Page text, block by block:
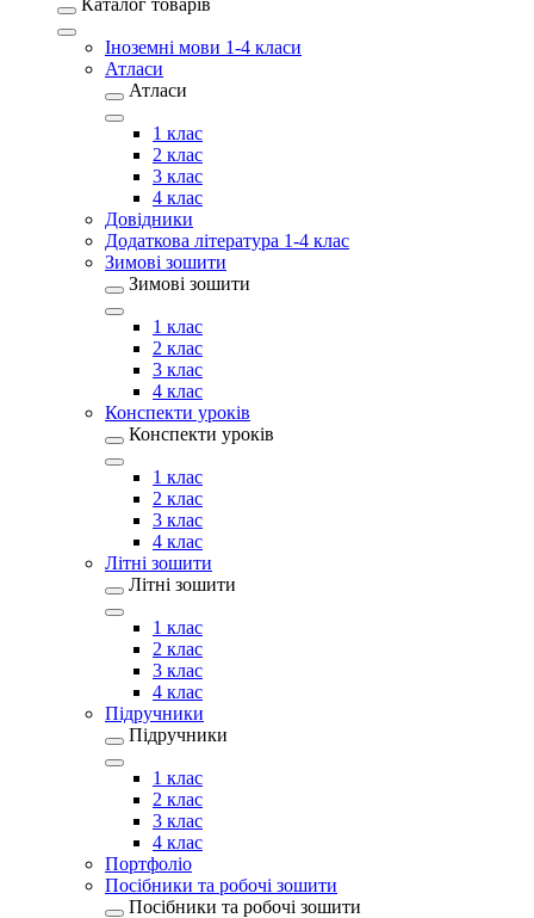
Каталог товарів
Іноземні мови 1-4 класи
Атласи
Атласи
1 клас
2 клас
3 клас
4 клас
Довідники
Додаткова література 1-4 клас
Зимові зошити
Зимові зошити
1 клас
2 клас
3 клас
4 клас
Конспекти уроків
Конспекти уроків
1 клас
2 клас
3 клас
4 клас
Літні зошити
Літні зошити
1 клас
2 клас
3 клас
4 клас
Підручники
Підручники
1 клас
2 клас
3 клас
4 клас
Портфоліо
Посібники та робочі зошити
Посібники та робочі зошити